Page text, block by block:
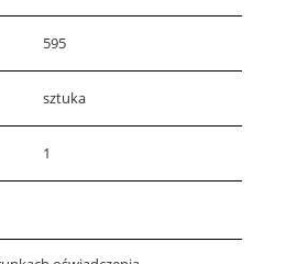
595
sztuka
1